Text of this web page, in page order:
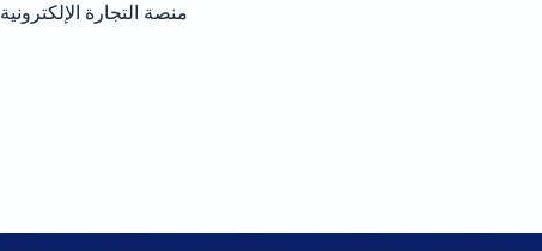
منصة التجارة الإلكترونية